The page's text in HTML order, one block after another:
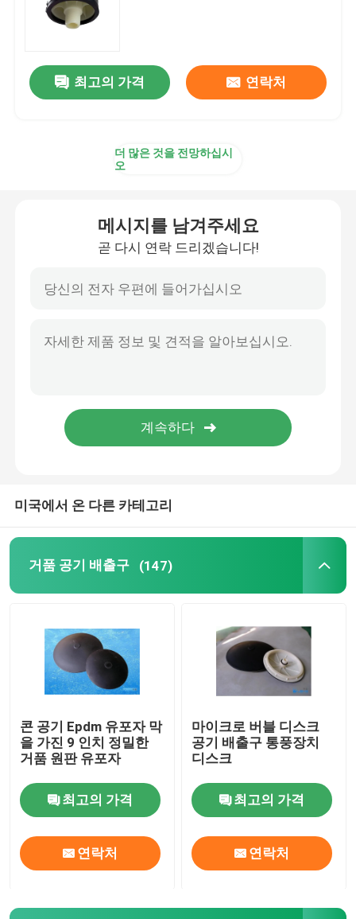
슬러지 탈수기
고상액 분리대
물 처리 충전기
멤브레인 바이오리액터
스태틱 믹서
최고의 가격 연락처
더 많은 것을 전망하십시
오
메시지를 남겨주세요
곧 다시 연락 드리겠습니다!
미국에서 온 다른 카테고리
거품 공기 배출구 (147)
콘 공기 Epdm 유포자 막
을 가진 9 인치 정밀한
거품 원판 유포자
최고의 가격
연락처
마이크로 버블 디스크
공기 배출구 통풍장치
디스크
최고의 가격
연락처